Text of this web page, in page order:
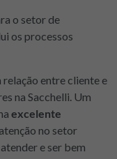
o setor de
os processos
entre cliente e
na Sacchelli. Um
excelente
no setor
e ser bem